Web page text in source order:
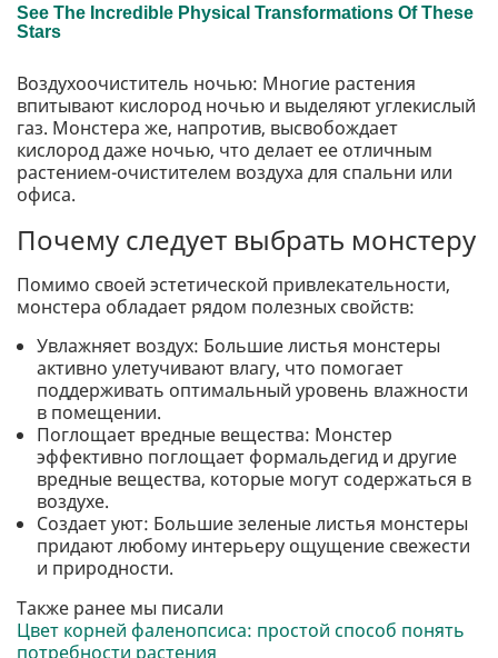
Воздухоочиститель ночью: Многие растения
впитывают кислород ночью и выделяют углекислый
газ. Монстера же, напротив, высвобождает
кислород даже ночью, что делает ее отличным
растением-очистителем воздуха для спальни или
офиса.
Почему следует выбрать монстеру
Помимо своей эстетической привлекательности,
монстера обладает рядом полезных свойств:
Увлажняет воздух: Большие листья монстеры
активно улетучивают влагу, что помогает
поддерживать оптимальный уровень влажности
в помещении.
Поглощает вредные вещества: Монстер
эффективно поглощает формальдегид и другие
вредные вещества, которые могут содержаться в
воздухе.
Создает уют: Большие зеленые листья монстеры
придают любому интерьеру ощущение свежести
и природности.
Также ранее мы писали
Цвет корней фаленопсиса: простой способ понять
потребности растения